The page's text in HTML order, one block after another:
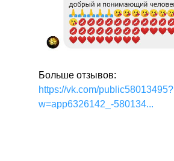
Больше отзывов:
https://vk.com/public58013495?
w=app6326142_-580134...